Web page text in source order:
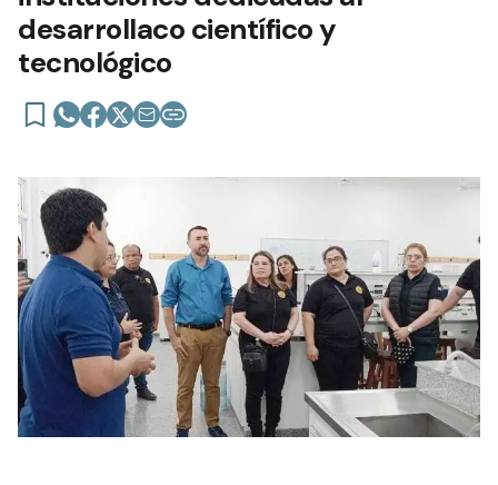
desarrollaco científico y
tecnológico